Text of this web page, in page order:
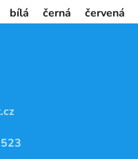
bílá černá červená